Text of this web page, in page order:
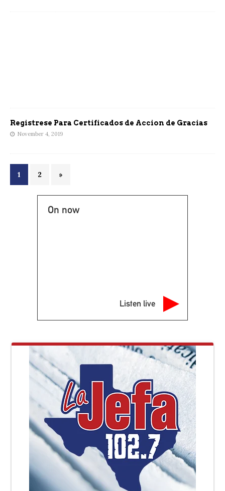
Registrese Para Certificados de Accion de Gracias
November 4, 2019
1 2 »
On now
Listen live